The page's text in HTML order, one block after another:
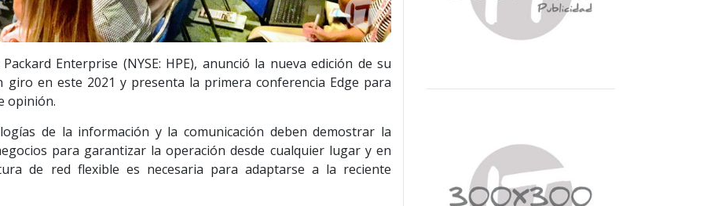
Enterprise (NYSE: HPE), anunció la nueva edición de su
giro en este 2021 y presenta la primera conferencia Edge para
opinión.
de la información y la comunicación deben demostrar la
para garantizar la operación desde cualquier lugar y en
de red flexible es necesaria para adaptarse a la reciente